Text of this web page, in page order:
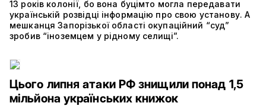
13 років колонії, бо вона буцімто могла передавати
українській розвідці інформацію про свою установу. А
мешканця Запорізької області окупаційний “суд”
зробив “іноземцем у рідному селищі”.
Цього липня атаки РФ знищили понад 1,5
мільйона українських книжок